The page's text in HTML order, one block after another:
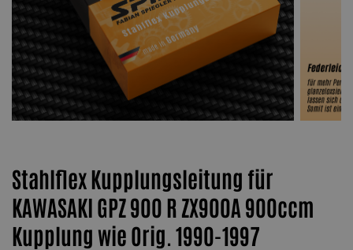
Stahlflex Kupplungsleitung für
KAWASAKI GPZ 900 R ZX900A 900ccm
Kupplung wie Orig. 1990-1997